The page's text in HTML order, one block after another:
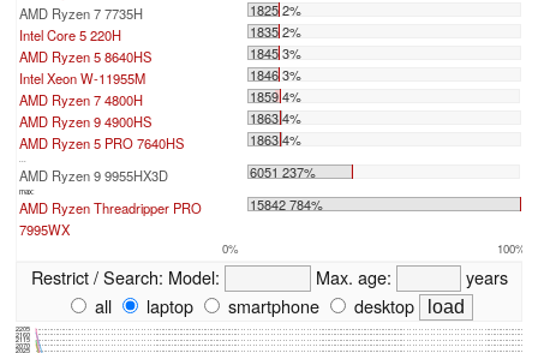
AMD Ryzen 7 7735H
1825 2%
Intel Core 5 220H
1835 2%
AMD Ryzen 5 8640HS
1845 3%
Intel Xeon W-11955M
1846 3%
AMD Ryzen 7 4800H
1859 4%
AMD Ryzen 9 4900HS
1863 4%
AMD Ryzen 5 PRO 7640HS
1863 4%
...
AMD Ryzen 9 9955HX3D 6051 237%
max:
AMD Ryzen Threadripper PRO
7995WX
15842 784%
0% 100%
Restrict / Search: Model: Max. age:
years
all
laptop smartphone desktop
2025
2070
2115
2160
2205